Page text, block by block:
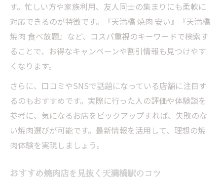
す。忙しい方や家族利用、友人同士の集まりにも柔軟に
対応できるのが特徴です。『天満橋 焼肉 安い』『天満橋
焼肉 食べ放題』など、コスパ重視のキーワードで検索す
ることで、お得なキャンペーンや割引情報も見つけやす
くなります。
さらに、口コミやSNSで話題になっている店舗に注目す
るのもおすすめです。実際に行った人の評価や体験談を
参考に、気になるお店をピックアップすれば、失敗のな
い焼肉選びが可能です。最新情報を活用して、理想の焼
肉体験を実現しましょう。
おすすめ焼肉店を見抜く天満橋駅のコツ